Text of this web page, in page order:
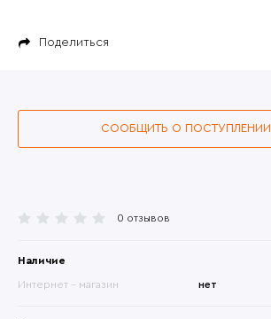
Поделиться
0 отзывов
Наличие
Интернет - магазин нет
СООБЩИТЬ О ПОСТУПЛЕНИИ